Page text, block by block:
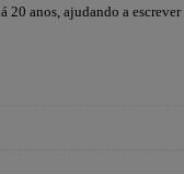
anos, ajudando a escrever